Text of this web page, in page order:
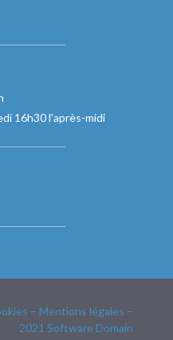
16h30 l'après-midi
– Mentions légales –
2021 Software Domain